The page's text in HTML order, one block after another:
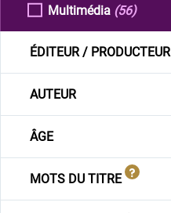
Multimédia (56)
ÉDITEUR / PRODUCTEUR
AUTEUR
ÂGE
MOTS DU TITRE